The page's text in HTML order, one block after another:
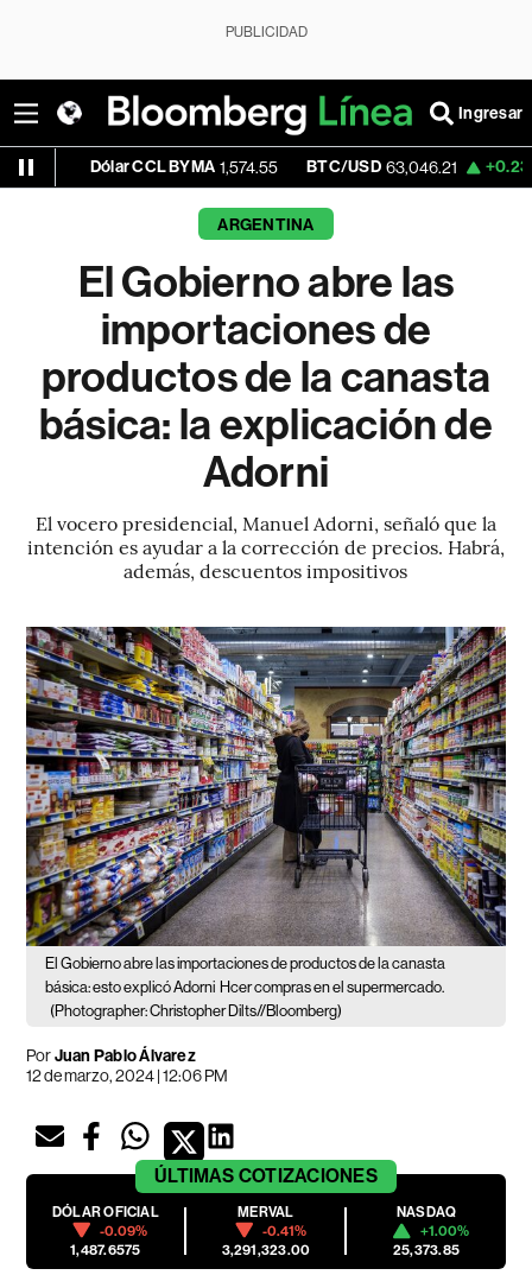
PUBLICIDAD
Ingresar
Dólar CCL BYMA 1,574.55 BTC/USD 63,046.21 +0.23% ETH/
ARGENTINA
El Gobierno abre las
importaciones de
productos de la canasta
básica: la explicación de
Adorni
El vocero presidencial, Manuel Adorni, señaló que la
intención es ayudar a la corrección de precios. Habrá,
además, descuentos impositivos
El Gobierno abre las importaciones de productos de la canasta
básica: esto explicó Adorni Hcer compras en el supermercado.
(Photographer: Christopher Dilts//Bloomberg)
PorJuan Pablo Álvarez
12 de marzo, 2024 | 12:06 PM
ÚLTIMAS COTIZACIONES
DÓLAR OFICIAL
-0.09%
1,487.6575
MERVAL
-0.41%
3,291,323.00
NASDAQ
+1.00%
25,373.85